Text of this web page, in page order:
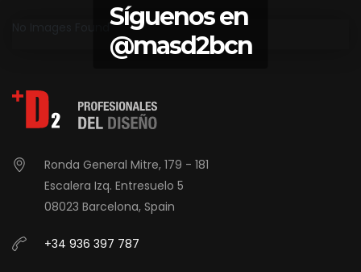
Síguenos en
@masd2bcn
Ronda General Mitre, 179 - 181
Escalera Izq. Entresuelo 5
08023 Barcelona, Spain
+34 936 397 787